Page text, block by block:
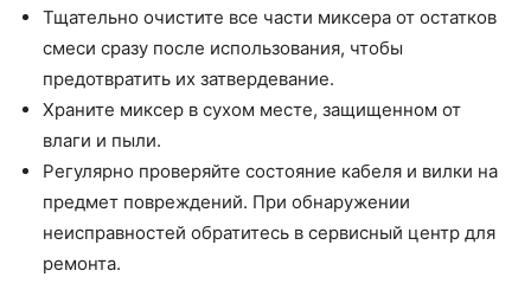
Тщательно очистите все части миксера от остатков
смеси сразу после использования, чтобы
предотвратить их затвердевание.
Храните миксер в сухом месте, защищенном от
влаги и пыли.
Регулярно проверяйте состояние кабеля и вилки на
предмет повреждений. При обнаружении
неисправностей обратитесь в сервисный центр для
ремонта.